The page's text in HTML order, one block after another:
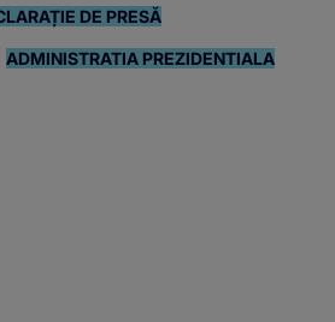
DE PRESĂ
ADMINISTRATIA PREZIDENTIALA